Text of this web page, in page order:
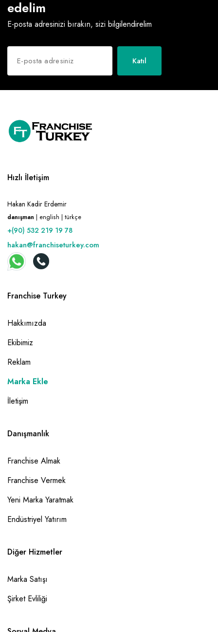
edelim
E-posta adresinizi bırakın, sizi bilgilendirelim
Katıl
Hızlı İletişim
Hakan Kadir Erdemir
danışman | english | türkçe
+(90) 532 219 19 78
hakan@franchiseturkey.com
Franchise Turkey
Hakkımızda
Ekibimiz
Reklam
Marka Ekle
İletişim
Danışmanlık
Franchise Almak
Franchise Vermek
Yeni Marka Yaratmak
Endüstriyel Yatırım
Diğer Hizmetler
Marka Satışı
Şirket Evliliği